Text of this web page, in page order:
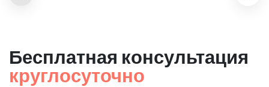
Бесплатная консультация
круглосуточно